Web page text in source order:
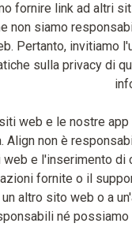
fornire link ad altri
non siamo
Pertanto, invitiamo
sulla privacy di
web e le nostre
Align non è
e l'inserimento di
fornite o il
altro sito web o a
né